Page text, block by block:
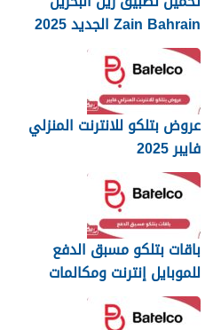
Zain Bahrain الجديد 2025
عروض بتلكو للانترنت المنزلي
فايبر 2025
باقات بتلكو مسبق الدفع
للموبايل إنترنت ومكالمات
2025